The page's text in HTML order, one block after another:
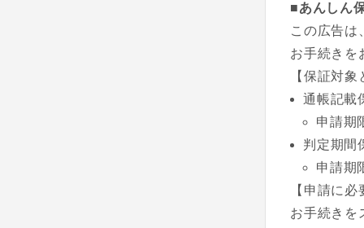
■あんしん
この広告は
お手続きを
【保証対
通帳記載
申請期
判定期間
申請期
【申請に
お手続きを